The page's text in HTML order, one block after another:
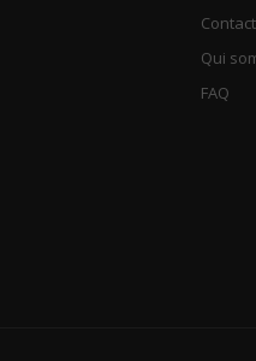
Qui
FAQ